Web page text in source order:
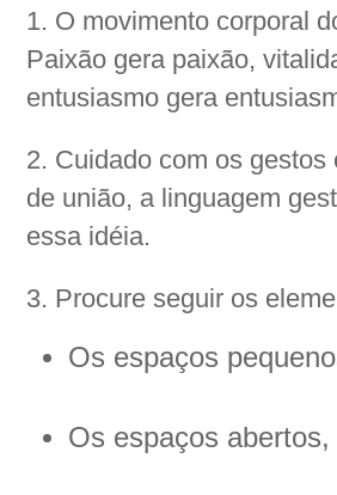
1. O movimento corporal
Paixão gera paixão,
entusiasmo gera
2. Cuidado com os
de união, a linguagem
essa idéia.
3. Procure seguir os
Os espaços
Os espaços